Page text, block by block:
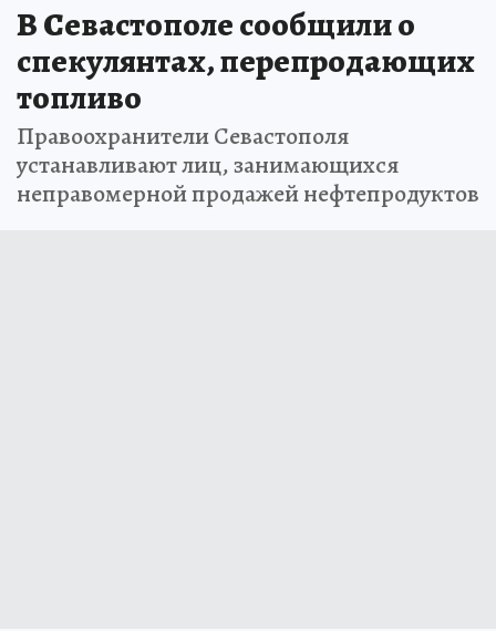
В Севастополе сообщили о
спекулянтах, перепродающих
топливо
Правоохранители Севастополя
устанавливают лиц, занимающихся
неправомерной продажей нефтепродуктов